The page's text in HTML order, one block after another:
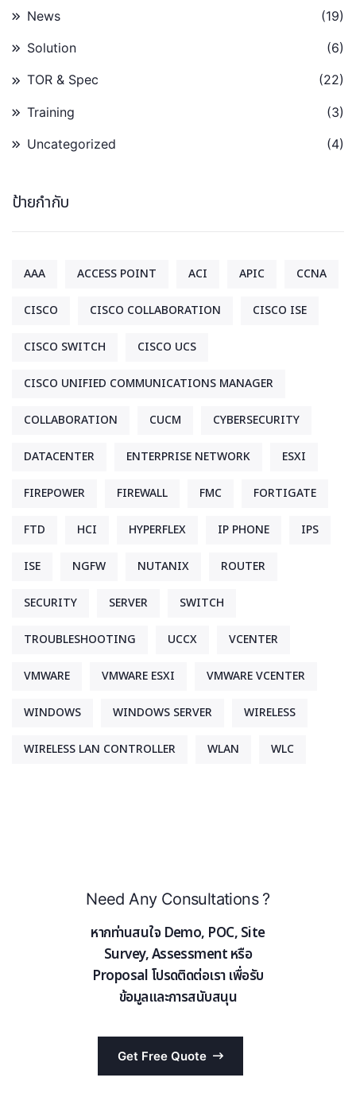
News (19)
Solution (6)
TOR & Spec (22)
Training (3)
Uncategorized (4)
ป้ายกำกับ
AAA ACCESS POINT ACI APIC CCNA
CISCO CISCO COLLABORATION CISCO ISE
CISCO SWITCH CISCO UCS
CISCO UNIFIED COMMUNICATIONS MANAGER
COLLABORATION CUCM CYBERSECURITY
DATACENTER ENTERPRISE NETWORK ESXI
FIREPOWER FIREWALL FMC FORTIGATE
FTD HCI HYPERFLEX IP PHONE IPS
ISE NGFW NUTANIX ROUTER
SECURITY SERVER SWITCH
TROUBLESHOOTING UCCX VCENTER
VMWARE VMWARE ESXI VMWARE VCENTER
WINDOWS WINDOWS SERVER WIRELESS
WIRELESS LAN CONTROLLER WLAN WLC
Need Any Consultations ?
หากท่านสนใจ Demo, POC, Site
Survey, Assessment หรือ
Proposal โปรดติดต่อเรา เพื่อรับ
ข้อมูลและการสนับสนุน
Get Free Quote